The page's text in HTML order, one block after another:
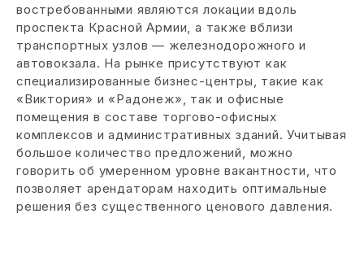
востребованными являются локации вдоль
проспекта Красной Армии, а также вблизи
транспортных узлов — железнодорожного и
автовокзала. На рынке присутствуют как
специализированные бизнес-центры, такие как
«Виктория» и «Радонеж», так и офисные
помещения в составе торгово-офисных
комплексов и административных зданий. Учитывая
большое количество предложений, можно
говорить об умеренном уровне вакантности, что
позволяет арендаторам находить оптимальные
решения без существенного ценового давления.